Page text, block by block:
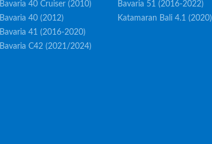
Bavaria 40 Cruiser (2010)
Bavaria 40 (2012)
Bavaria 41 (2016-2020)
Bavaria C42 (2021/2024)
Bavaria 51 (2016-2022)
Katamaran Bali 4.1 (2020)